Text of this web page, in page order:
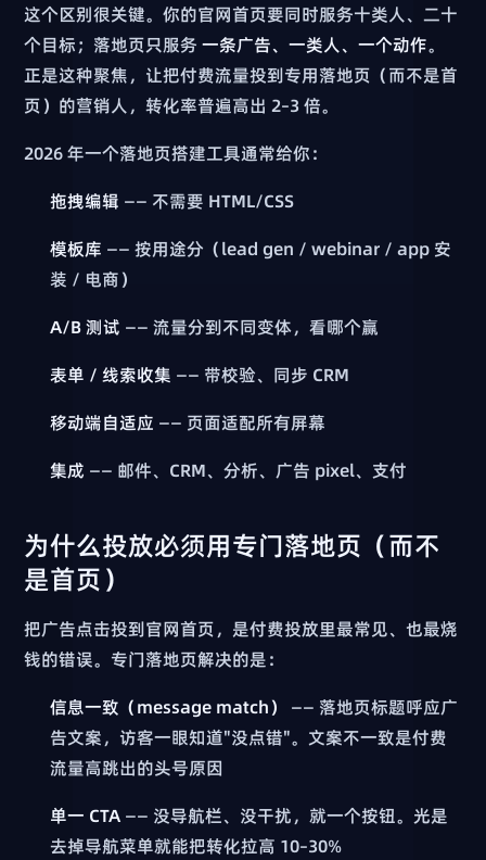
这个区别很关键。你的官网首页要同时服务十类人、二十
个目标；落地页只服务一条广告、一类人、一个动作。
正是这种聚焦，让把付费流量投到专用落地页（而不是首
页）的营销人，转化率普遍高出 2–3 倍。
2026 年一个落地页搭建工具通常给你：
拖拽编辑 —— 不需要 HTML/CSS
模板库 —— 按用途分（lead gen / webinar / app 安
装 / 电商）
A/B 测试 —— 流量分到不同变体，看哪个赢
表单 / 线索收集 —— 带校验、同步 CRM
移动端自适应 —— 页面适配所有屏幕
集成 —— 邮件、CRM、分析、广告 pixel、支付
为什么投放必须用专门落地页（而不
是首页）
把广告点击投到官网首页，是付费投放里最常见、也最烧
钱的错误。专门落地页解决的是：
信息一致（message match）
—— 落地页标题呼应广
告文案，访客一眼知道"没点错"。文案不一致是付费
流量高跳出的头号原因
单一 CTA —— 没导航栏、没干扰，就一个按钮。光是
去掉导航菜单就能把转化拉高 10–30%